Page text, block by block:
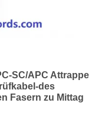
SC/APC Attrappe
des
Fasern zu Mittag